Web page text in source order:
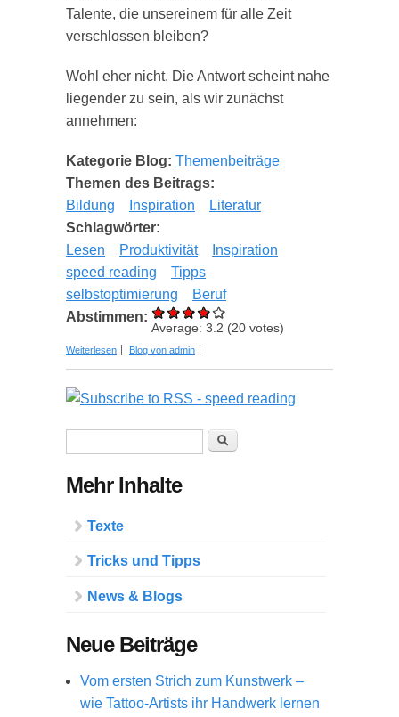
Talente, die unsereinem für alle Zeit
verschlossen bleiben?
Wohl eher nicht. Die Antwort scheint nahe
liegender zu sein, als wir zunächst
annehmen:
Kategorie Blog: Themenbeiträge
Themen des Beitrags:
Bildung
Inspiration
Literatur
Schlagwörter:
Lesen
Produktivität
Inspiration
speed reading
Tipps
selbstoptimierung
Beruf
Abstimmen:
Average: 3.2 (20 votes)
Weiterlesen über Speed Reading - Die Geheimnisse schnellen
Blog von admin
Suche
Mehr Inhalte
Texte
Tricks und Tipps
News & Blogs
Neue Beiträge
Vom ersten Strich zum Kunstwerk –
wie Tattoo-Artists ihr Handwerk lernen